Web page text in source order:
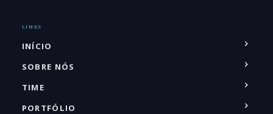
LINKS
INÍCIO
SOBRE NÓS
TIME
PORTFÓLIO